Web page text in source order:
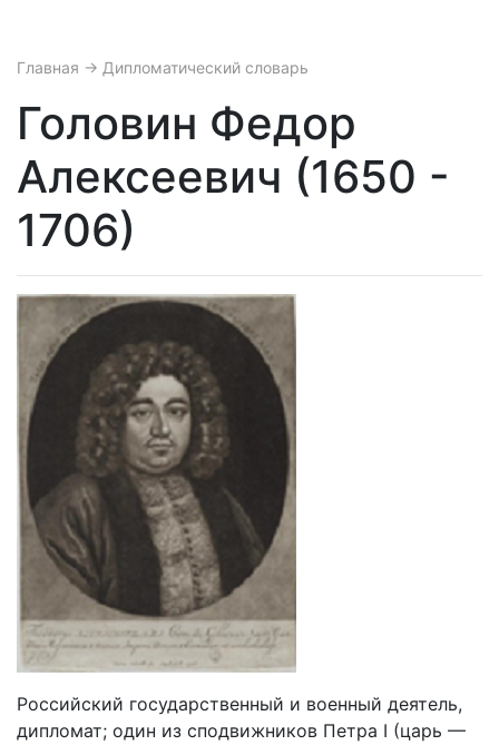
Главная → Дипломатический словарь
Головин Федор
Алексеевич (1650 -
1706)
Российский государственный и военный деятель,
дипломат; один из сподвижников Петра I (царь —